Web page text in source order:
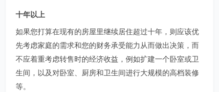
十年以上
如果您打算在现有的房屋里继续居住超过十年，则应该优
先考虑家庭的需求和您的财务承受能力从而做出决策，而
不应着重考虑转售时的经济收益，例如扩建一个卧室或卫
生间，以及对卧室、厨房和卫生间进行大规模的高档装修
等。